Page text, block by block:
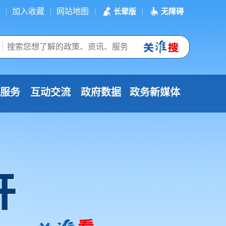
加入收藏 网站地图 长辈版 无障碍
务 互动交流 政府数据 政务新媒体